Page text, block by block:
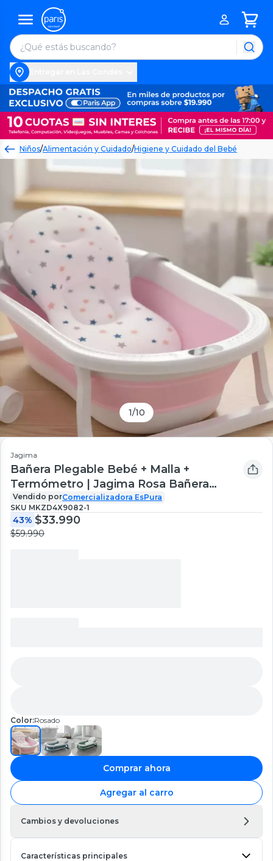
Niños/Alimentación y Cuidado/Higiene y Cuidado del Bebé
1/10
Jagima
Bañera Plegable Bebé + Malla +
Termómetro | Jagima Rosa Bañera
Digital
Vendido porComercializadora EsPura
SKU MKZD4X9082-1
43% $33.990
$59.990
Color:Rosado
Comprar ahora
Agregar al carro
Cambios y devoluciones
Características principales